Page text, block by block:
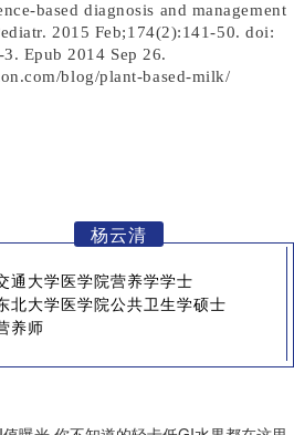
based diagnosis and management
2015 Feb;174(2):141-50. doi:
Epub 2014 Sep 26.
blog/plant-based-milk/
杨云清
通大学医学院营养学学士
北大学医学院公共卫生学硕士
养师